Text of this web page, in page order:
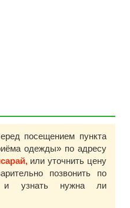
посещением пункта
одежды» по адресу
или уточнить цену
позвонить по
узнать нужна ли